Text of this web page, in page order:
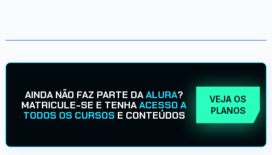
AINDA NÃO FAZ PARTE DAALURA?
MATRICULE-SE E TENHAACESSO A
TODOS OS CURSOS E CONTEÚDOS
VEJA OS
PLANOS